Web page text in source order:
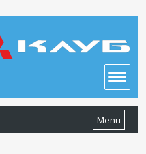
Menu